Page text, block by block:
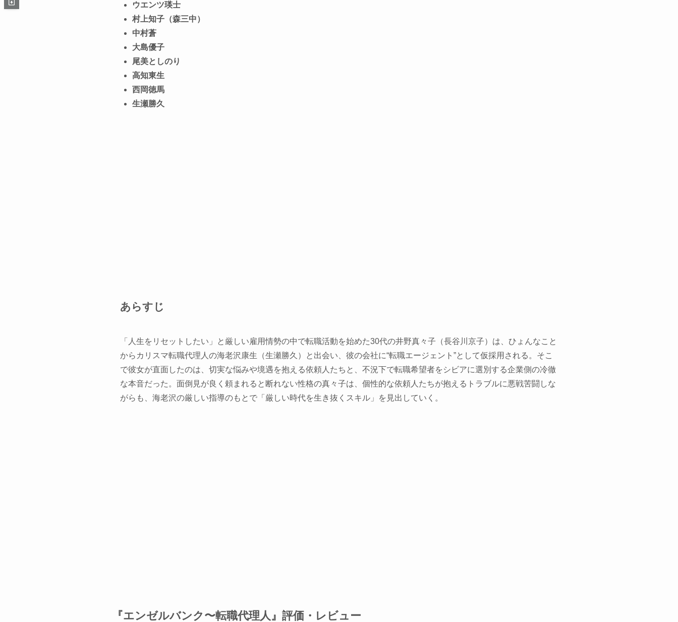
ウエンツ瑛士
村上知子（森三中）
中村蒼
大島優子
尾美としのり
高知東生
西岡徳馬
生瀬勝久
あらすじ
「人生をリセットしたい」と厳しい雇用情勢の中で転職活動を始めた30代の井野真々子（長谷川京子）は、ひょんなこと
からカリスマ転職代理人の海老沢康生（生瀬勝久）と出会い、彼の会社に“転職エージェント”として仮採用される。そこ
で彼女が直面したのは、切実な悩みや境遇を抱える依頼人たちと、不況下で転職希望者をシビアに選別する企業側の冷徹
な本音だった。面倒見が良く頼まれると断れない性格の真々子は、個性的な依頼人たちが抱えるトラブルに悪戦苦闘しな
がらも、海老沢の厳しい指導のもとで「厳しい時代を生き抜くスキル」を見出していく。
『エンゼルバンク〜転職代理人』評価・レビュー